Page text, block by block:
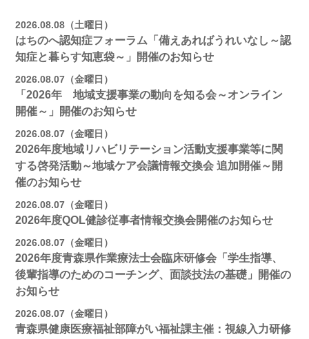
2026.08.08（土曜日）
はちのへ認知症フォーラム「備えあればうれいなし～認
知症と暮らす知恵袋～」開催のお知らせ
2026.08.07（金曜日）
「2026年 地域支援事業の動向を知る会～オンライン
開催～」開催のお知らせ
2026.08.07（金曜日）
2026年度地域リハビリテーション活動支援事業等に関
する啓発活動～地域ケア会議情報交換会 追加開催～開
催のお知らせ
2026.08.07（金曜日）
2026年度QOL健診従事者情報交換会開催のお知らせ
2026.08.07（金曜日）
2026年度青森県作業療法士会臨床研修会「学生指導、
後輩指導のためのコーチング、面談技法の基礎」開催の
お知らせ
2026.08.07（金曜日）
青森県健康医療福祉部障がい福祉課主催：視線入力研修